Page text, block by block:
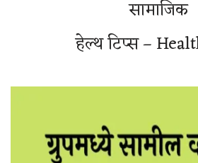
सामाजिक
हेल्थ टिप्स –